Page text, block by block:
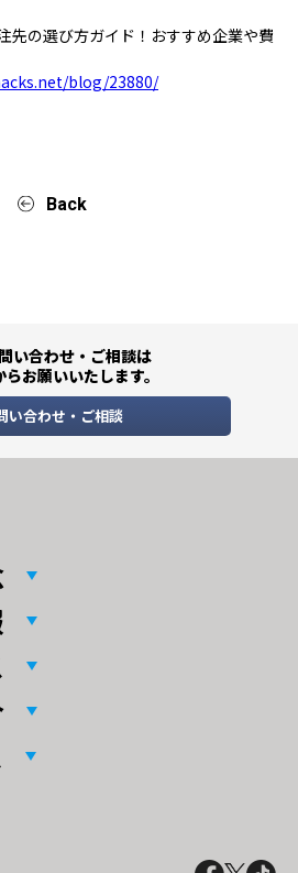
先の選び方ガイド！おすすめ企業や費
blog/23880/
Back
い合わせ・ご相談は
らお願いいたします。
い合わせ・ご相談